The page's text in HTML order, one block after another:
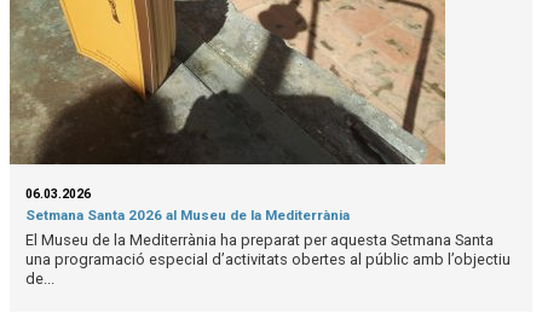
06.03.2026
Setmana Santa 2026 al Museu de la Mediterrània
El Museu de la Mediterrània ha preparat per aquesta Setmana Santa
una programació especial d’activitats obertes al públic amb l’objectiu
de...